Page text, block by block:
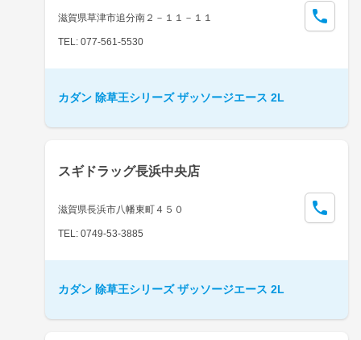
滋賀県草津市追分南２－１１－１１
TEL: 077-561-5530
カダン 除草王シリーズ ザッソージエース 2L
スギドラッグ長浜中央店
滋賀県長浜市八幡東町４５０
TEL: 0749-53-3885
カダン 除草王シリーズ ザッソージエース 2L